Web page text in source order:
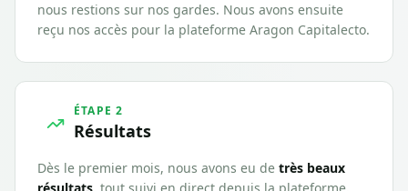
nous restions sur nos gardes. Nous avons ensuite
reçu nos accès pour la plateforme Aragon Capitalecto.
ÉTAPE 2
Résultats
Dès le premier mois, nous avons eu de très beaux